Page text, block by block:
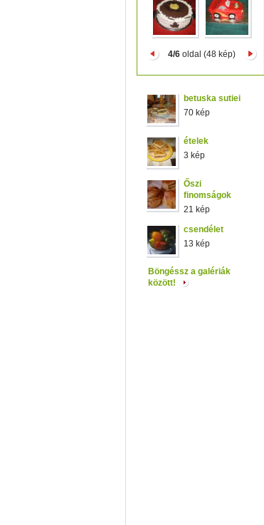
4/6oldal (48 kép)
betuska sutiei
70 kép
ételek
3 kép
Őszi
finomságok
21 kép
csendélet
13 kép
Böngéssz a galériák
között!